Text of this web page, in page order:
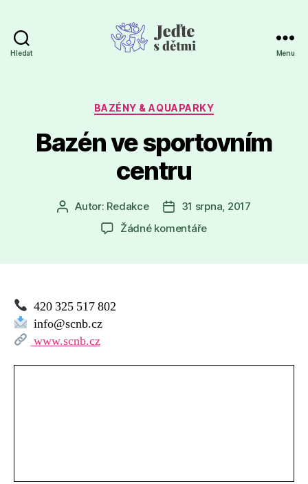
Hledat Menu
Rubriky
BAZÉNY & AQUAPARKY
Bazén ve sportovním
centru
Autor
příspěvku
Autor: Redakce
Datum
příspěvku
31 srpna, 2017
Žádné komentářeu
420 325 517 802
info@scnb.cz
www.scnb.cz